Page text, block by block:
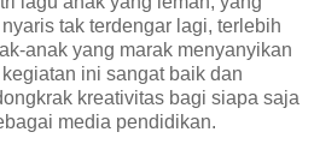
tak terdengar lagi, terlebih
anak yang marak menyanyikan
ini sangat baik dan
kreativitas bagi siapa saja
media pendidikan.